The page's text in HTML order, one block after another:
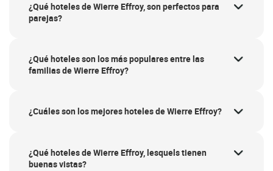
¿Qué hoteles de Wierre Effroy, son perfectos para
parejas?
¿Qué hoteles son los más populares entre las
familias de Wierre Effroy?
¿Cuáles son los mejores hoteles de Wierre Effroy?
¿Qué hoteles de Wierre Effroy, lesquels tienen
buenas vistas?